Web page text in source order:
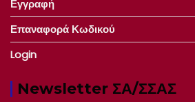
Εγγραφή
Επαναφορά Κωδικού
Login
Newsletter ΣΑ/ΣΣΑΣ